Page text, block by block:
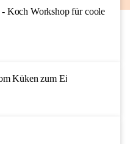
AUG
- Koch Workshop für coole
Küken zum Ei